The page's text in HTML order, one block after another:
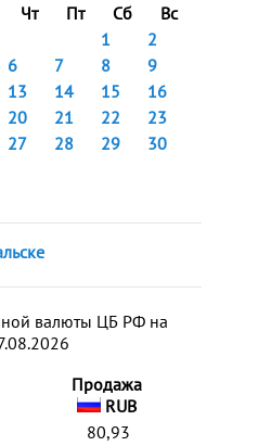
Чт Пт Сб
Вс
1
2
6 7 8
9
13 14 15
16
20 21 22
23
27 28 29
30
валюты ЦБ РФ на
Продажа
RUB
80,93